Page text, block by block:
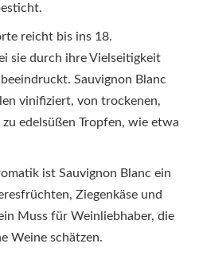
reicht bis ins 18.
sie durch ihre Vielseitigkeit
Sauvignon Blanc
vinifiziert, von trockenen,
edelsüßen Tropfen, wie etwa
ist Sauvignon Blanc ein
Ziegenkäse und
Muss für Weinliebhaber, die
Weine schätzen.